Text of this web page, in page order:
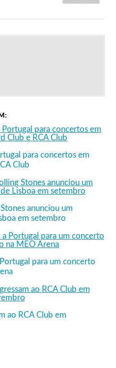
euros ou 24 euros
venda através dos
edice (Lisboa)
para concertos em
Club
anunciou um
em setembro
para um concerto
ao RCA Club em